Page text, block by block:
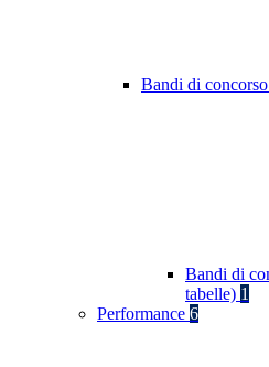
Bandi di concorso
Bandi di
tabelle) 1
Performance 6